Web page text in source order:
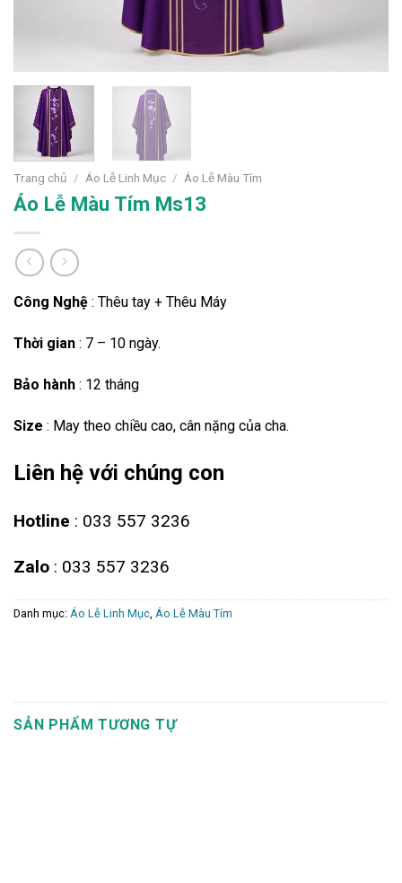
Trang chủ / Áo Lễ Linh Mục / Áo Lễ Màu Tím
Áo Lễ Màu Tím Ms13
Công Nghệ : Thêu tay + Thêu Máy
Thời gian : 7 – 10 ngày.
Bảo hành : 12 tháng
Size : May theo chiều cao, cân nặng của cha.
Liên hệ với chúng con
Hotline : 033 557 3236
Zalo : 033 557 3236
Danh mục: Áo Lễ Linh Mục Áo Lễ Màu Tím
SẢN PHẨM TƯƠNG TỰ